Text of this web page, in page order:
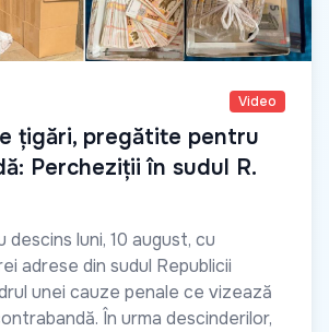
Video
țigări, pregătite pentru
Percheziții în sudul R.
descins luni, 10 august, cu
adrese din sudul Republicii
unei cauze penale ce vizează
În urma descinderilor,